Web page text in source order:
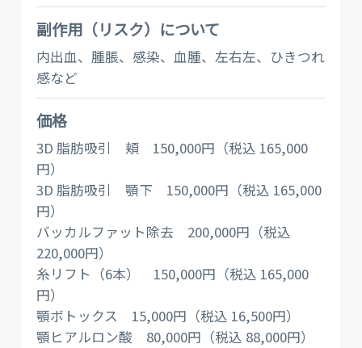
副作⽤（リスク）について
内出血、腫脹、感染、血腫、左右左、ひきつれ
感など
価格
3D 脂肪吸引 頬 150,000円（税込 165,000
円）
3D 脂肪吸引 顎下 150,000円（税込 165,000
円）
バッカルファット除去 200,000円（税込
220,000円）
糸リフト（6本） 150,000円（税込 165,000
円）
顎ボトックス 15,000円（税込 16,500円）
顎ヒアルロン酸 80,000円（税込 88,000円）